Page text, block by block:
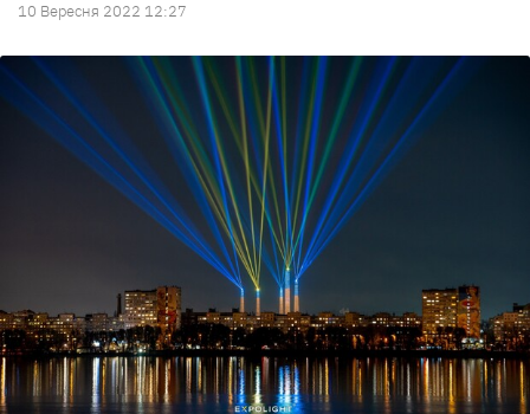
10 Вересня 2022 12:27